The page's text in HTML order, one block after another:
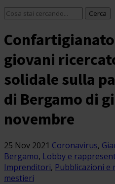
Confartigianato
giovani
solidale sulla
di Bergamo di
novembre
25 Nov 2021 Coronavirus,
Bergamo, Lobby e
Imprenditori, Pubblicazioni e
mestieri